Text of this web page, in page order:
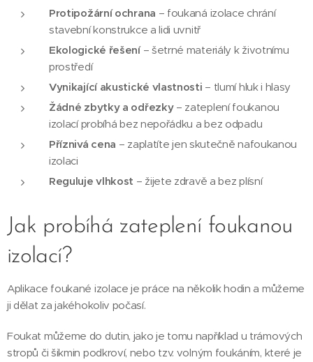
Protipožární ochrana – foukaná izolace chrání
stavební konstrukce a lidi uvnitř
Ekologické řešení– šetrné materiály k životnímu
prostředí
Vynikající akustické vlastnosti – tlumí hluk i hlasy
Žádné zbytky a odřezky– zateplení foukanou
izolací probíhá bez nepořádku a bez odpadu
Příznivá cena – zaplatíte jen skutečně nafoukanou
izolaci
Reguluje vlhkost – žijete zdravě a bez plísní
Jak probíhá zateplení foukanou
izolací?
Aplikace foukané izolace je práce na několik hodin a můžeme
ji dělat za jakéhokoliv počasí.
Foukat můžeme do dutin, jako je tomu například u trámových
stropů či šikmin podkroví, nebo tzv. volným foukáním, které je